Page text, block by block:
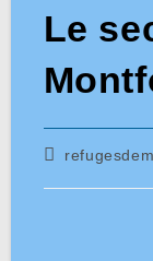
Le
Auteur/autrice